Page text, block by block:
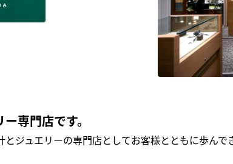
専門店です。
ジュエリーの専門店としてお客様とともに歩ん